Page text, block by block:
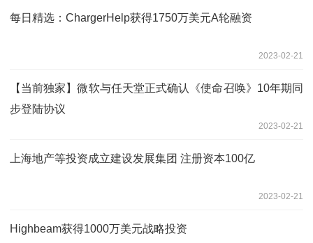
每日精选：ChargerHelp获得1750万美元A轮融资
2023-02-21
【当前独家】微软与任天堂正式确认《使命召唤》10年期同
步登陆协议
2023-02-21
上海地产等投资成立建设发展集团 注册资本100亿
2023-02-21
Highbeam获得1000万美元战略投资